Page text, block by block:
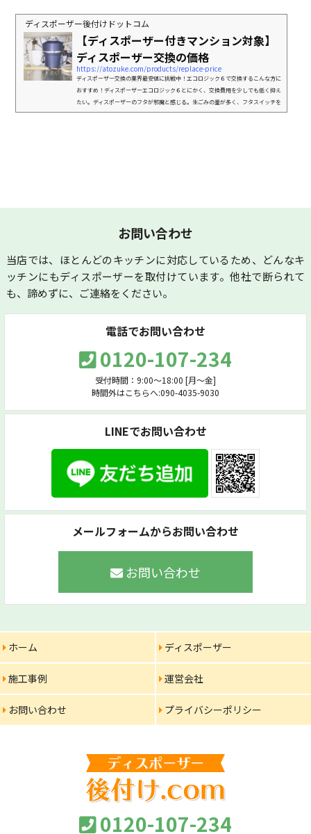
場してからは、多くの企業が参入したのですが、その多くは...
ディスポーザー後付けドットコム
【ディスポーザー付きマンション対象】
ディスポーザー交換の価格
https://atozuke.com/products/replace-price
ディスポーザー交換の業界最安値に挑戦中！エコロジック６で交換するこんな方に
おすすめ！ディスポーザーエコロジック６とにかく、交換費用を少しでも低く抑え
たい。ディスポーザーのフタが邪魔と感じる。生ごみの量が多く、フタスイッチを
何度も操作するのは面倒と感じる。生ごみの量が少ないので、安価な製品で良い。
お問い合わせ
当店では、ほとんどのキッチンに対応しているため、どんなキ
ッチンにもディスポーザーを取付けています。他社で断られて
も、諦めずに、ご連絡をください。
電話でお問い合わせ
0120-107-234
受付時間：9:00～18:00 [月〜金]
時間外はこちらへ:090-4035-9030
LINEでお問い合わせ
メールフォームからお問い合わせ
お問い合わせ
ホーム ディスポーザー
施工事例 運営会社
お問い合わせ プライバシーポリシー
ディスポーザー
後付け.com
0120-107-234